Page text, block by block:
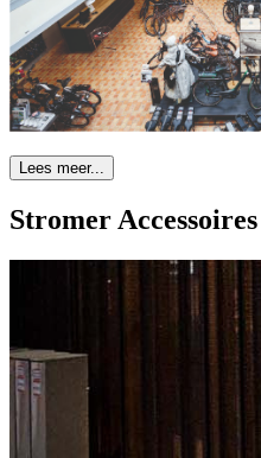
Lees meer...
Stromer Accessoires